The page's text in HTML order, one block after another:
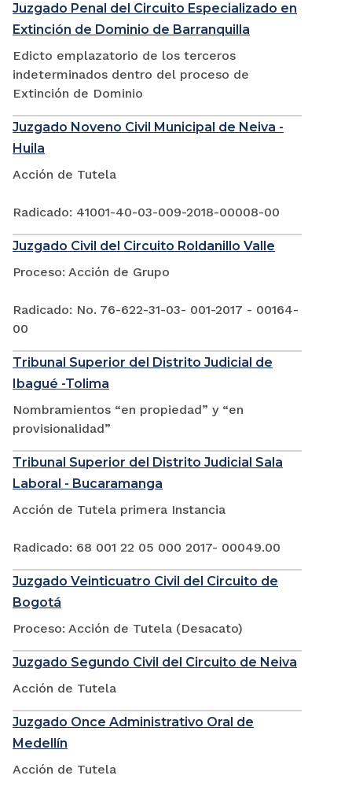
Juzgado Penal del Circuito Especializado en
Extinción de Dominio de Barranquilla
Edicto emplazatorio de los terceros
indeterminados dentro del proceso de
Extinción de Dominio
Juzgado Noveno Civil Municipal de Neiva -
Huila
Acción de Tutela
Radicado: 41001-40-03-009-2018-00008-00
Juzgado Civil del Circuito Roldanillo Valle
Proceso: Acción de Grupo
Radicado: No. 76-622-31-03- 001-2017 - 00164-
00
Tribunal Superior del Distrito Judicial de
Ibagué -Tolima
Nombramientos “en propiedad” y “en
provisionalidad”
Tribunal Superior del Distrito Judicial Sala
Laboral - Bucaramanga
Acción de Tutela primera Instancia
Radicado: 68 001 22 05 000 2017- 00049.00
Juzgado Veinticuatro Civil del Circuito de
Bogotá
Proceso: Acción de Tutela (Desacato)
Juzgado Segundo Civil del Circuito de Neiva
Acción de Tutela
Juzgado Once Administrativo Oral de
Medellín
Acción de Tutela